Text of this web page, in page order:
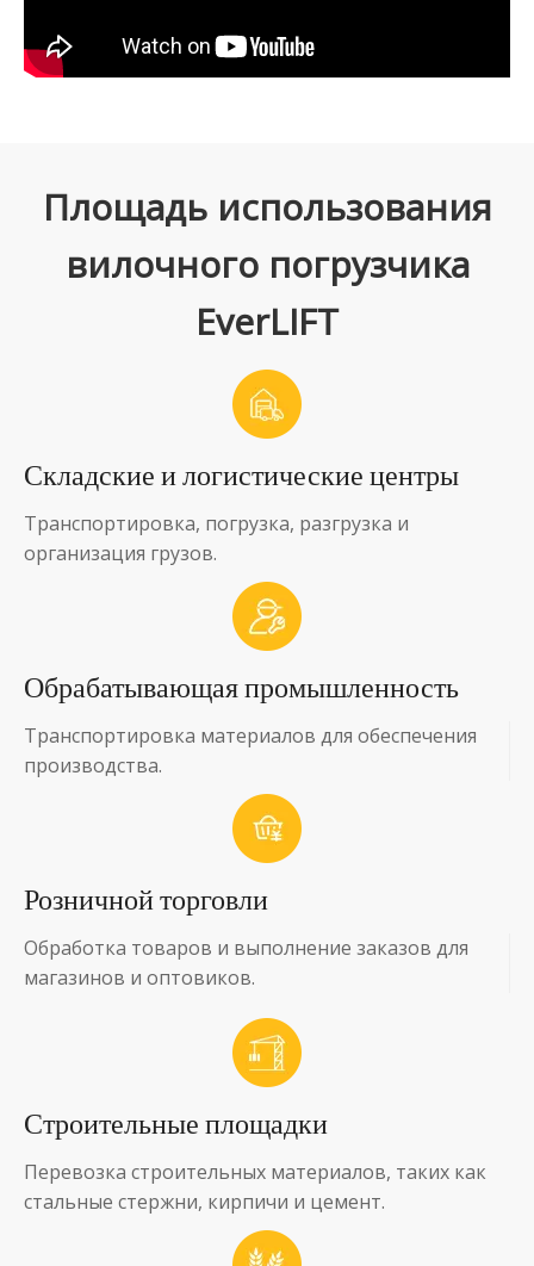
Площадь использования
вилочного погрузчика
EverLIFT
Складские и логистические центры
Транспортировка, погрузка, разгрузка и
организация грузов.
Обрабатывающая промышленность
Транспортировка материалов для обеспечения
производства.
Розничной торговли
Обработка товаров и выполнение заказов для
магазинов и оптовиков.
Строительные площадки
Перевозка строительных материалов, таких как
стальные стержни, кирпичи и цемент.